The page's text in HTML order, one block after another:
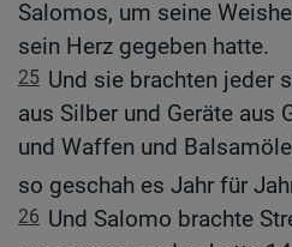
Salomos, um seine
sein Herz gegeben hatte.
25 Und sie brachten jeder
aus Silber und Geräte aus
und Waffen und
so geschah es Jahr für
26 Und Salomo brachte